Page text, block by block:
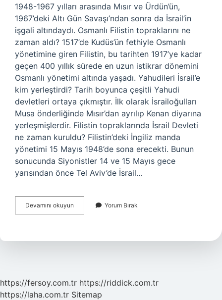
1948-1967 yılları arasında Mısır ve Ürdün’ün,
1967’deki Altı Gün Savaşı’ndan sonra da İsrail’in
işgali altındaydı. Osmanlı Filistin topraklarını ne
zaman aldı? 1517’de Kudüs’ün fethiyle Osmanlı
yönetimine giren Filistin, bu tarihten 1917’ye kadar
geçen 400 yıllık sürede en uzun istikrar dönemini
Osmanlı yönetimi altında yaşadı. Yahudileri İsrail’e
kim yerleştirdi? Tarih boyunca çeşitli Yahudi
devletleri ortaya çıkmıştır. İlk olarak İsrailoğulları
Musa önderliğinde Mısır’dan ayrılıp Kenan diyarına
yerleşmişlerdir. Filistin topraklarında İsrail Devleti
ne zaman kuruldu? Filistin’deki İngiliz manda
yönetimi 15 Mayıs 1948’de sona erecekti. Bunun
sonucunda Siyonistler 14 ve 15 Mayıs gece
yarısından önce Tel Aviv’de İsrail…
Devamını okuyun
Filistin
Zaman
Yorum Bırak
https://fersoy.com.tr https://riddick.com.tr
https://laha.com.tr Sitemap